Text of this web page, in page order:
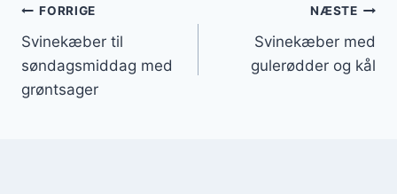
Indlægsnavigation
FORRIGE
Svinekæber til
søndagsmiddag med
grøntsager
NÆSTE
Svinekæber med
gulerødder og kål